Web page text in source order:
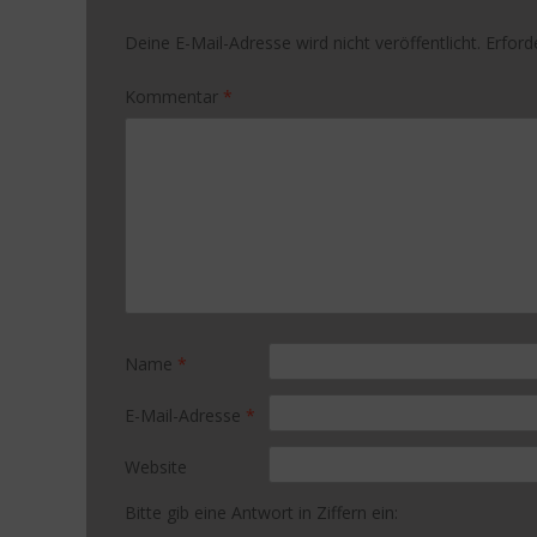
Deine E-Mail-Adresse wird nicht veröffentlicht.
Kommentar *
Name *
E-Mail-Adresse *
Website
Bitte gib eine Antwort in Ziffern ein: